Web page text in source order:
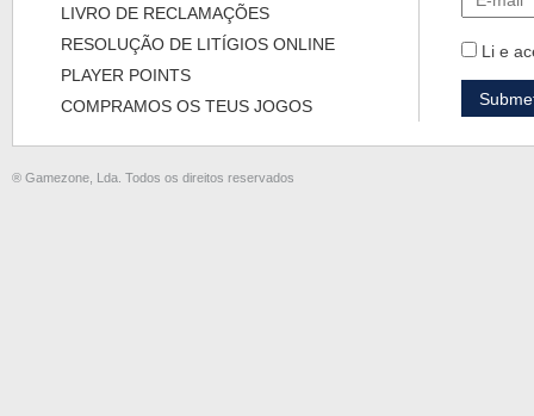
LIVRO DE RECLAMAÇÕES
RESOLUÇÃO DE LITÍGIOS ONLINE
PLAYER POINTS
COMPRAMOS OS TEUS JOGOS
Li e
® Gamezone, Lda. Todos os direitos reservados